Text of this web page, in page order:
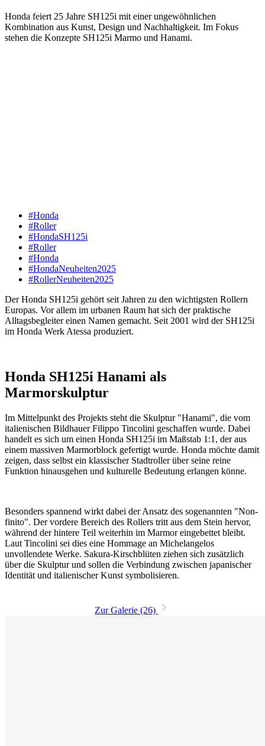
Honda feiert 25 Jahre SH125i mit einer ungewöhnlichen
Kombination aus Kunst, Design und Nachhaltigkeit. Im Fokus
stehen die Konzepte SH125i Marmo und Hanami.
#Honda
#Roller
#HondaSH125i
#Roller
#Honda
#HondaNeuheiten2025
#RollerNeuheiten2025
Der Honda SH125i gehört seit Jahren zu den wichtigsten Rollern
Europas. Vor allem im urbanen Raum hat sich der praktische
Alltagsbegleiter einen Namen gemacht. Seit 2001 wird der SH125i
im Honda Werk Atessa produziert.
Honda SH125i Hanami als
Marmorskulptur
Im Mittelpunkt des Projekts steht die Skulptur "Hanami", die vom
italienischen Bildhauer Filippo Tincolini geschaffen wurde. Dabei
handelt es sich um einen Honda SH125i im Maßstab 1:1, der aus
einem massiven Marmorblock gefertigt wurde. Honda möchte damit
zeigen, dass selbst ein klassischer Stadtroller über seine reine
Funktion hinausgehen und kulturelle Bedeutung erlangen könne.
Besonders spannend wirkt dabei der Ansatz des sogenannten "Non-
finito". Der vordere Bereich des Rollers tritt aus dem Stein hervor,
während der hintere Teil weiterhin im Marmor eingebettet bleibt.
Laut Tincolini sei dies eine Hommage an Michelangelos
unvollendete Werke. Sakura-Kirschblüten ziehen sich zusätzlich
über die Skulptur und sollen die Verbindung zwischen japanischer
Identität und italienischer Kunst symbolisieren.
Zur Galerie (26)